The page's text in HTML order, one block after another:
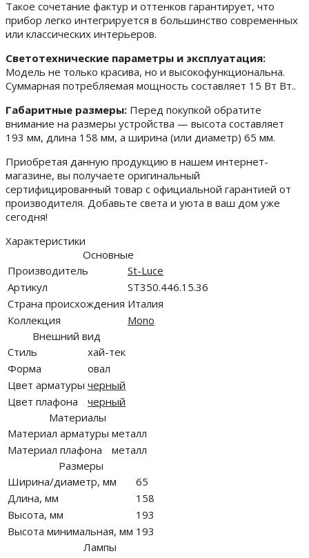
Такое сочетание фактур и оттенков гарантирует, что
прибор легко интегрируется в большинство современных
или классических интерьеров.
Светотехнические параметры и эксплуатация:
Модель не только красива, но и высокофункциональна.
Суммарная потребляемая мощность составляет 15 Вт Вт..
Габаритные размеры: Перед покупкой обратите
внимание на размеры устройства — высота составляет
193 мм, длина 158 мм, а ширина (или диаметр) 65 мм.
Приобретая данную продукцию в нашем интернет-
магазине, вы получаете оригинальный
сертифицированный товар с официальной гарантией от
производителя. Добавьте света и уюта в ваш дом уже
сегодня!
Характеристики
Основные
Производитель
St-Luce
Артикул
ST350.446.15.36
Страна происхождения Италия
Коллекция
Mono
Внешний вид
Стиль
хай-тек
Форма
овал
Цвет арматуры черный
Цвет плафона
черный
Материалы
Материал арматуры металл
Материал плафона
металл
Размеры
Ширина/диаметр, мм
65
Длина, мм
158
Высота, мм
193
Высота минимальная, мм 193
Лампы